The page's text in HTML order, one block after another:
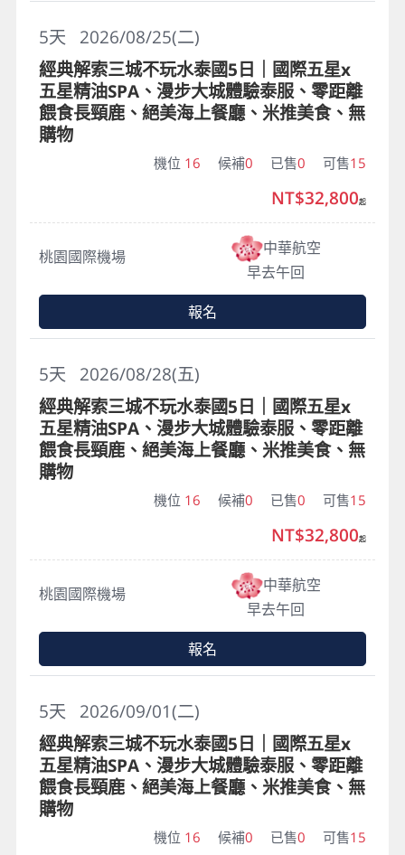
2026/08/25(二)
5天
經典解索三城不玩水泰國5日｜國際五星x
五星精油SPA、漫步大城體驗泰服、零距離
餵食長頸鹿、絕美海上餐廳、米推美食、無
購物
機位 16 候補0 已售0 可售15
桃園國際機場
中華航空
早去午回
NT$32,800起
報名
2026/08/28(五)
5天
經典解索三城不玩水泰國5日｜國際五星x
五星精油SPA、漫步大城體驗泰服、零距離
餵食長頸鹿、絕美海上餐廳、米推美食、無
購物
機位 16 候補0 已售0 可售15
桃園國際機場
中華航空
早去午回
NT$32,800起
報名
2026/09/01(二)
5天
經典解索三城不玩水泰國5日｜國際五星x
五星精油SPA、漫步大城體驗泰服、零距離
餵食長頸鹿、絕美海上餐廳、米推美食、無
購物
機位 16 候補0 已售0 可售15